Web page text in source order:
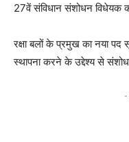
27वें संविधान संशोधन विधेयक
रक्षा बलों के प्रमुख का नया
स्थापना करने के उद्देश्य से
-